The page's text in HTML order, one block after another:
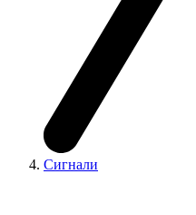
Сигнали